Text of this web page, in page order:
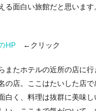
る面白い旅館だと思いま
HP ←クリック
またホテルの近所の店に行
の店。ここはたいした店で
白く、料理は抜群に美味し